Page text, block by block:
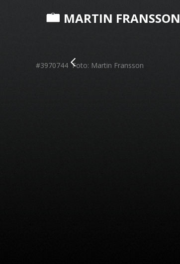
MARTIN FRANSSON
#3970744 Foto: Martin Fransson